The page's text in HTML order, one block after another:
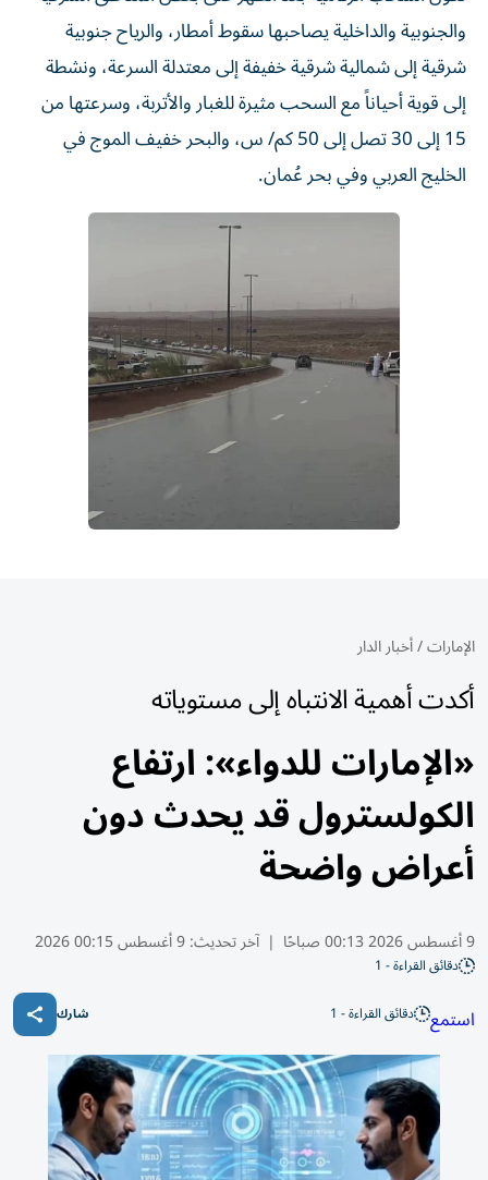
والجنوبية والداخلية يصاحبها سقوط أمطار، والرياح جنوبية
شرقية إلى شمالية شرقية خفيفة إلى معتدلة السرعة، ونشطة
إلى قوية أحياناً مع السحب مثيرة للغبار والأتربة، وسرعتها من
15 إلى 30 تصل إلى 50 كم/ س، والبحر خفيف الموج في
الخليج العربي وفي بحر عُمان.
الإمارات/أخبار الدار
أكدت أهمية الانتباه إلى مستوياته
«الإمارات للدواء»: ارتفاع
الكولسترول قد يحدث دون
أعراض واضحة
9 أغسطس 2026 00:13 صباحًا | آخر تحديث:9 أغسطس 00:15 2026
دقائق القراءة - 1
استمع دقائق القراءة - 1 شارك